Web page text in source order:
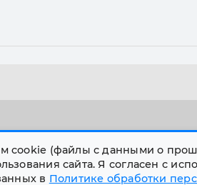
Меню сайта
Историческая справка
cookie (файлы с данными о
сайта. Я согласен с
в Политике обработки